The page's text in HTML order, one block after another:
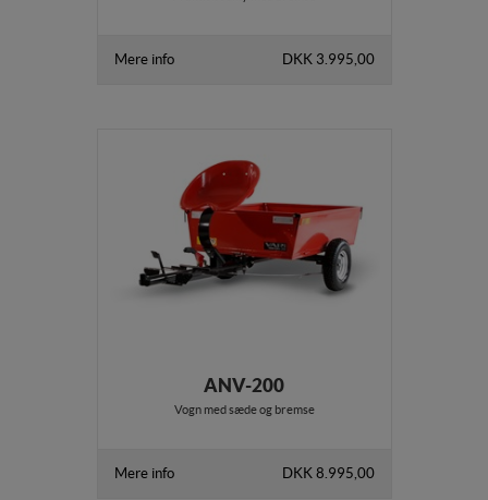
Mere info DKK 3.995,00
ANV-200
Vogn med sæde og bremse
Mere info DKK 8.995,00